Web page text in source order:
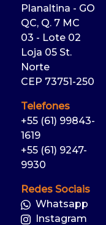
Planaltina - GO
QC, Q. 7 MC
03 - Lote 02
Loja 05 St.
Norte
CEP 73751-250
Telefones
+55 (61) 99843-
1619
+55 (61) 9247-
9930
Redes Sociais
Whatsapp
Instagram